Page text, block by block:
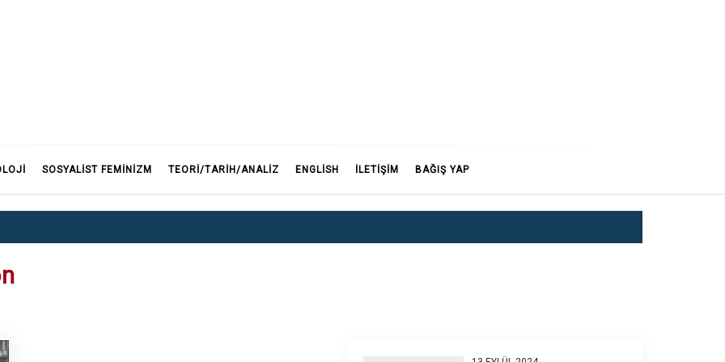
SOSYALIST FEMINIZM TEORI/TARIH/ANALIZ ENGLISH İLETİŞİM BAĞIŞ YAP